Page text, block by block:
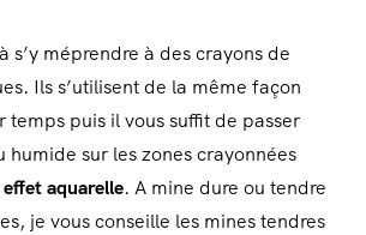
s’y méprendre à des crayons de
Ils s’utilisent de la même façon
temps puis il vous suffit de passer
humide sur les zones crayonnées
effet aquarelle. A mine dure ou tendre
je vous conseille les mines tendres